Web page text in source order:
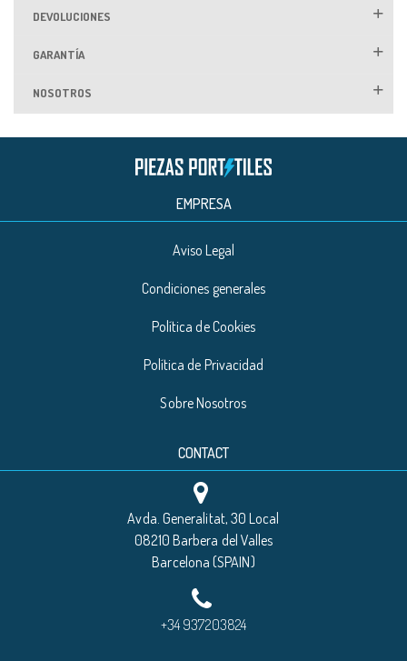
DEVOLUCIONES
GARANTÍA
NOSOTROS
EMPRESA
Aviso Legal
Condiciones generales
Política de Cookies
Política de Privacidad
Sobre Nosotros
CONTACT
Avda. Generalitat, 30 Local
08210 Barbera del Valles
Barcelona (SPAIN)
+34 937203824